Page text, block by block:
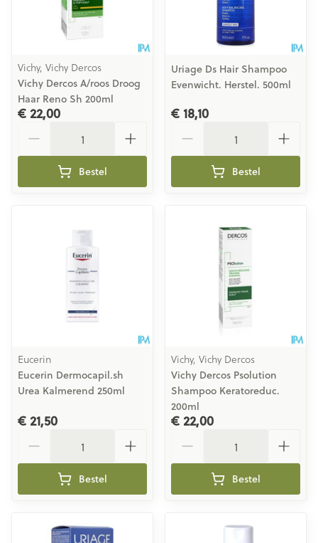
Vichy, Vichy Dercos
Vichy Dercos A/roos Droog
Haar Reno Sh 200ml
€ 22,00
Bestel
Uriage Ds Hair Shampoo
Evenwicht. Herstel. 500ml
€ 18,10
Bestel
Eucerin
Eucerin Dermocapil.sh
Urea Kalmerend 250ml
€ 21,50
Bestel
Vichy, Vichy Dercos
Vichy Dercos Psolution
Shampoo Keratoreduc.
200ml
€ 22,00
Bestel